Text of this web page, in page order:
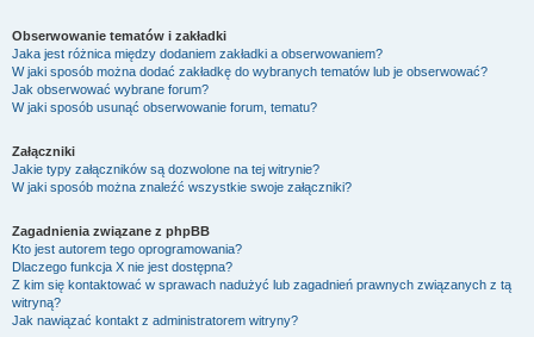
Obserwowanie tematów i zakładki
Jaka jest różnica między dodaniem zakładki a obserwowaniem?
W jaki sposób można dodać zakładkę do wybranych tematów lub je obserwować?
Jak obserwować wybrane forum?
W jaki sposób usunąć obserwowanie forum, tematu?
Załączniki
Jakie typy załączników są dozwolone na tej witrynie?
W jaki sposób można znaleźć wszystkie swoje załączniki?
Zagadnienia związane z phpBB
Kto jest autorem tego oprogramowania?
Dlaczego funkcja X nie jest dostępna?
Z kim się kontaktować w sprawach nadużyć lub zagadnień prawnych związanych z tą
witryną?
Jak nawiązać kontakt z administratorem witryny?